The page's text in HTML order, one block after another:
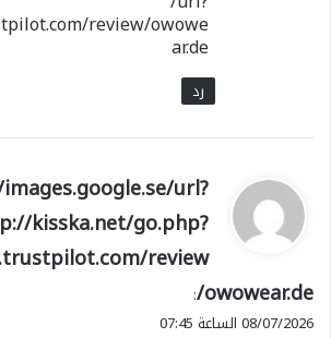
review/owowe
ar.de
رد
ي
ق
و
ل
url?
kisska.net/go.php?
review
/owowear.de
:
08/07/2026 الساعة 07:45